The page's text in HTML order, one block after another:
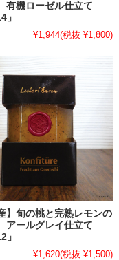
い。
知らせ】
されたいちごを贅沢に
日販売予定です。販売開
ージはこちら
機ローゼル仕立て
」
¥1,944(税抜 ¥1,800)
】旬の桃と完熟レモンの
ールグレイ仕立て
」
¥1,620(税抜 ¥1,500)